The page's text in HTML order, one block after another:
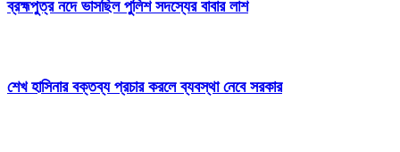
ব্রহ্মপুত্র নদে ভাসছিল পুলিশ সদস্যের বাবার লাশ
শেখ হাসিনার বক্তব্য প্রচার করলে ব্যবস্থা নেবে সরকার